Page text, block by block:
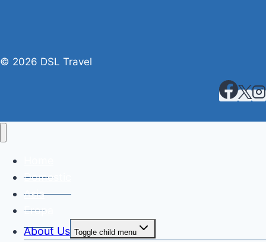
© 2026 DSL Travel
Domestic
Asia
Eropa
About Us Toggle child menu